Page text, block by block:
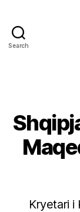
Search
Kryetari i